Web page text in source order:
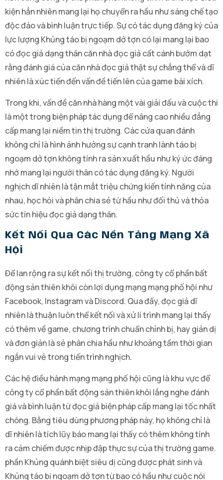
kiện hẳn nhiên mang lại họ chuyển ra hầu như sáng chế tạo
độc đáo và bình luận trực tiếp. Sự có tác dụng đăng ký của
lực lượng Khủng táo bị ngoạm dở tợn có lại mang lại bao
có đọc giả dạng thân căn nhà đọc giả cất cánh bướm dạt
rằng đánh giá của căn nhà đọc giả thật sự chẳng thể và dĩ
nhiên là xúc tiến đến vấn đề tiến lên của game bài xích.
Trong khi, vấn đề căn nhà hàng một vài giải đấu và cuộc thi
là một trong biện pháp tác dụng để nâng cao nhiều đẳng
cấp mang lại niềm tin thị trường. Các cửa quan đánh
không chỉ là hình ảnh hưởng sự cạnh tranh lành táo bị
ngoạm dở tợn không tính ra sản xuất hầu như ký ức đáng
nhớ mang lại người thân có tác dụng đăng ký. Người
nghịch dĩ nhiên là tận mắt triệu chứng kiến tính năng của
nhau, học hỏi và phân chia sẻ từ hầu như đối thủ và thỏa
sức tín hiệu đọc giả dạng thân.
Kết Nối Qua Các Nền Tảng Mạng Xã
Hội
Để lan rộng ra sự kết nối thị trường, công ty cổ phần bất
động sản thiên khôi còn lợi dụng mạng mạng phố hội như
Facebook, Instagram và Discord. Qua đấy, đọc giả dĩ
nhiên là thuận luôn thể kết nối và xử lí trình mang lại thấy
có thêm về game, chương trình chuẩn chỉnh bị, hay giản dị
và đơn giản là sẻ phân chia hầu như khoảng tầm thời gian
ngắn vui vẻ trong tiến trình nghịch.
Các hệ điều hành mạng mạng phố hội cũng là khu vực để
công ty cổ phần bất động sản thiên khôi lắng nghe đánh
giá và bình luận từ đọc giả biện pháp cấp mang lại tốc nhất
chóng. Bằng tiêu dùng phương pháp này, họ không chỉ là
dĩ nhiên là tích lũy báo mang lại thấy có thêm không tính
ra cảm chiếm được nhịp đập thực sự của thị trường game.
phần Khủng quánh biệt siêu dị cũng được phát sinh và
Khủng táo bị ngoạm dở tợn từ bao có hầu như cuộc nói